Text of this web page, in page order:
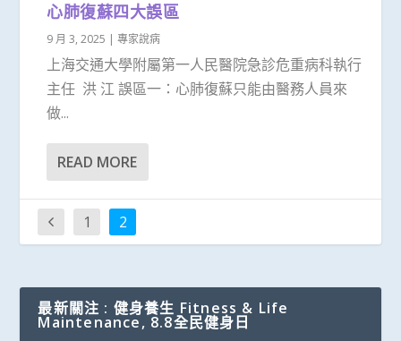
心肺復蘇四大誤區
9 月 3, 2025 |專家說病
上海交通大學附屬第一人民醫院急診危重病科執行
主任 洪 江 誤區一：心肺復蘇只能由醫務人員來
做...
READ MORE
1 2
最新關注 : 健身養生 Fitness & Life
Maintenance, 8.8全民健身日